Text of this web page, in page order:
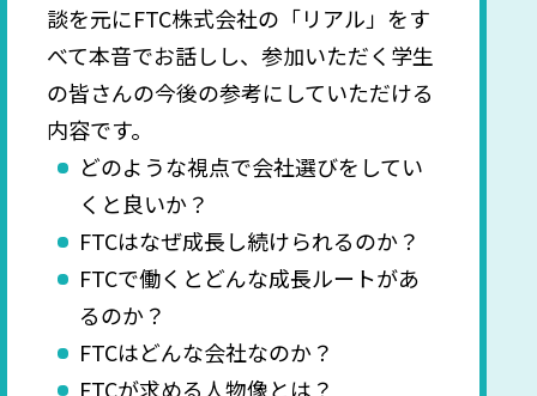
談を元にFTC株式会社の「リアル」をす
べて本音でお話しし、参加いただく学生
の皆さんの今後の参考にしていただける
内容です。
どのような視点で会社選びをしてい
くと良いか？
FTCはなぜ成長し続けられるのか？
FTCで働くとどんな成長ルートがあ
るのか？
FTCはどんな会社なのか？
FTCが求める人物像とは？